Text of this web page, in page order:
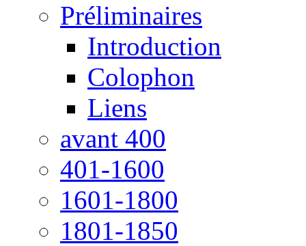
Préliminaires
Introduction
Colophon
Liens
avant 400
401-1600
1601-1800
1801-1850